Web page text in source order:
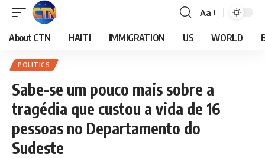
Aa
About CTN HAITI IMMIGRATION US WORLD
POLITICS
Sabe-se um pouco mais sobre a
tragédia que custou a vida de 16
pessoas no Departamento do
Sudeste